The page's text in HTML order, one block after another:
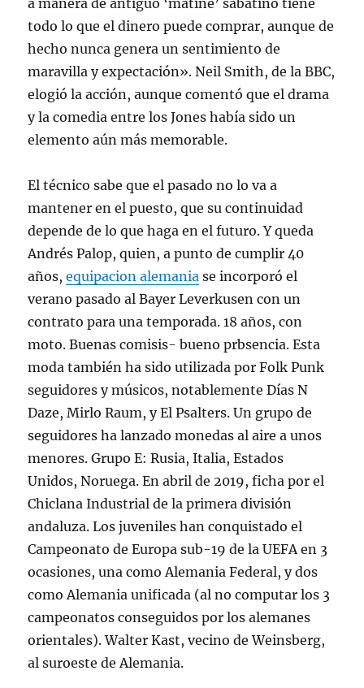
a manera de antiguo ‘matiné’ sabatino tiene
todo lo que el dinero puede comprar, aunque de
hecho nunca genera un sentimiento de
maravilla y expectación». Neil Smith, de la BBC,
elogió la acción, aunque comentó que el drama
y la comedia entre los Jones había sido un
elemento aún más memorable.
El técnico sabe que el pasado no lo va a
mantener en el puesto, que su continuidad
depende de lo que haga en el futuro. Y queda
Andrés Palop, quien, a punto de cumplir 40
años,equipacion alemania se incorporó el
verano pasado al Bayer Leverkusen con un
contrato para una temporada. 18 años, con
moto. Buenas comisis- bueno prbsencia. Esta
moda también ha sido utilizada por Folk Punk
seguidores y músicos, notablemente Días N
Daze, Mirlo Raum, y El Psalters. Un grupo de
seguidores ha lanzado monedas al aire a unos
menores. Grupo E: Rusia, Italia, Estados
Unidos, Noruega. En abril de 2019, ficha por el
Chiclana Industrial de la primera división
andaluza. Los juveniles han conquistado el
Campeonato de Europa sub-19 de la UEFA en 3
ocasiones, una como Alemania Federal, y dos
como Alemania unificada (al no computar los 3
campeonatos conseguidos por los alemanes
orientales). Walter Kast, vecino de Weinsberg,
al suroeste de Alemania.